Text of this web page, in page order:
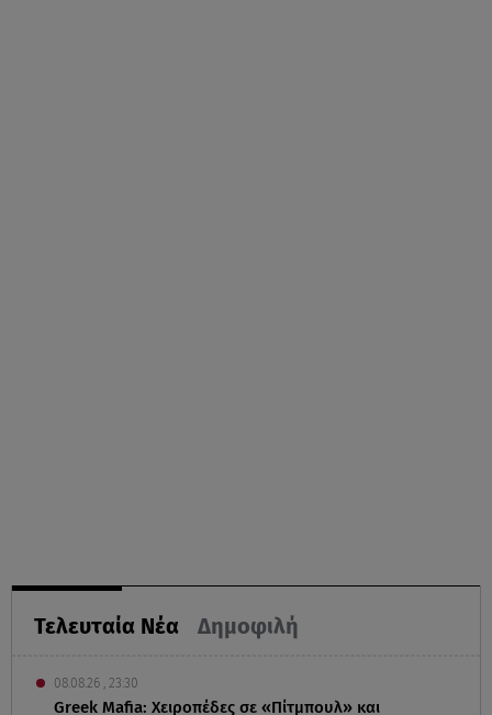
Τελευταία Νέα Δημοφιλή
08.08.26 , 23:30
Greek Mafia: Χειροπέδες σε «Πίτμπουλ» και